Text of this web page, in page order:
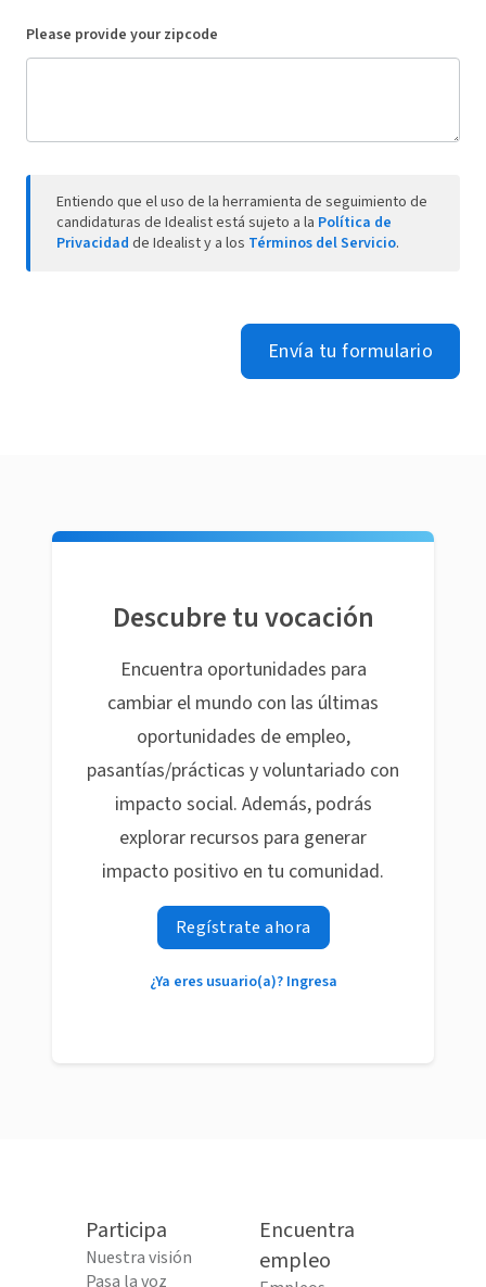
Please provide your zipcode
Entiendo que el uso de la herramienta de seguimiento de
candidaturas de Idealist está sujeto a la Política de
Privacidad de Idealist y a los Términos del Servicio.
Envía tu formulario
Descubre tu vocación
Encuentra oportunidades para
cambiar el mundo con las últimas
oportunidades de empleo,
pasantías/prácticas y voluntariado con
impacto social. Además, podrás
explorar recursos para generar
impacto positivo en tu comunidad.
Regístrate ahora
¿Ya eres usuario(a)? Ingresa
Participa
Nuestra visión
Pasa la voz
Encuentra
empleo